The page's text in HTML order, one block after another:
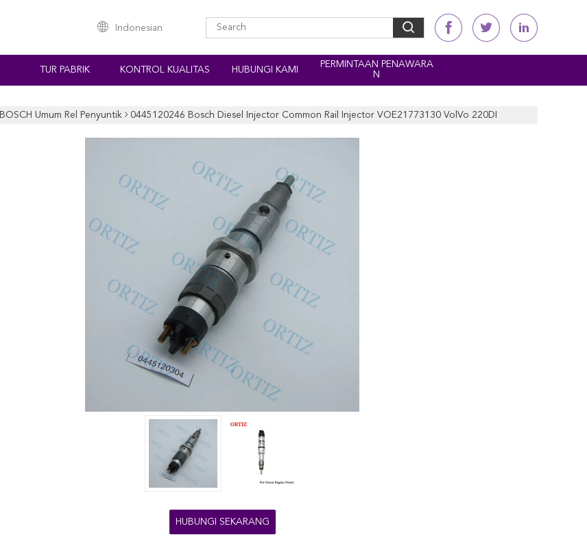
Indonesian
TUR PABRIK KONTROL KUALITAS HUBUNGI KAMI
PERMINTAAN PENAWARA
N
BOSCH Umum Rel Penyuntik 0445120246 Bosch Diesel Injector Common Rail Injector VOE21773130 VolVo 220DI
HUBUNGI SEKARANG